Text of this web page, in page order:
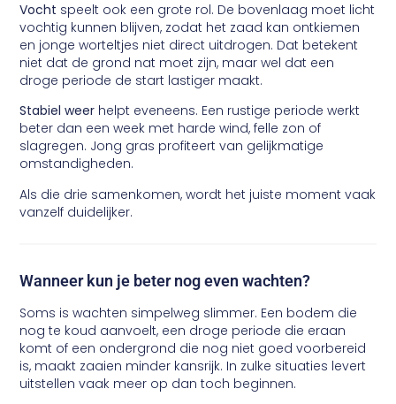
Vocht speelt ook een grote rol. De bovenlaag moet licht
vochtig kunnen blijven, zodat het zaad kan ontkiemen
en jonge worteltjes niet direct uitdrogen. Dat betekent
niet dat de grond nat moet zijn, maar wel dat een
droge periode de start lastiger maakt.
Stabiel weer helpt eveneens. Een rustige periode werkt
beter dan een week met harde wind, felle zon of
slagregen. Jong gras profiteert van gelijkmatige
omstandigheden.
Als die drie samenkomen, wordt het juiste moment vaak
vanzelf duidelijker.
Wanneer kun je beter nog even wachten?
Soms is wachten simpelweg slimmer. Een bodem die
nog te koud aanvoelt, een droge periode die eraan
komt of een ondergrond die nog niet goed voorbereid
is, maakt zaaien minder kansrijk. In zulke situaties levert
uitstellen vaak meer op dan toch beginnen.